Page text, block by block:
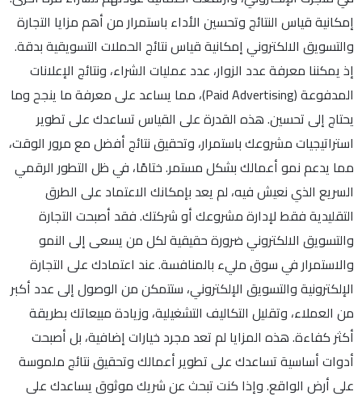
إمكانية قياس النتائج وتحسين الأداء باستمرار من أهم مزايا التجارة
والتسويق الالكتروني إمكانية قياس نتائج الحملات التسويقية بدقة.
إذ يمكننا معرفة عدد الزوار، عدد عمليات الشراء، ونتائج الإعلانات
المدفوعة (Paid Advertising)، مما يساعد على معرفة ما ينجح وما
يحتاج إلى تحسين. هذه القدرة على القياس تساعدك على تطوير
استراتيجيات مشروعك باستمرار، وتحقيق نتائج أفضل مع مرور الوقت،
مما يدعم نمو أعمالك بشكل مستمر. ختامًا، في ظل التطور الرقمي
السريع الذي نعيش فيه، لم يعد بإمكانك الاعتماد على الطرق
التقليدية فقط لإدارة مشروعك أو شركتك. فقد أصبحت التجارة
والتسويق الالكتروني ضرورة حقيقية لكل من يسعى إلى النمو
والاستمرار في سوق مليء بالمنافسة. عند اعتمادك على التجارة
الإلكترونية والتسويق الإلكتروني، ستتمكن من الوصول إلى عدد أكبر
من العملاء، وتقليل التكاليف التشغيلية، وزيادة مبيعاتك بطريقة
أكثر كفاءة. هذه المزايا لم تعد مجرد خيارات إضافية، بل أصبحت
أدوات أساسية تساعدك على تطوير أعمالك وتحقيق نتائج ملموسة
على أرض الواقع. وإذا كنت تبحث عن شريك موثوق يساعدك على